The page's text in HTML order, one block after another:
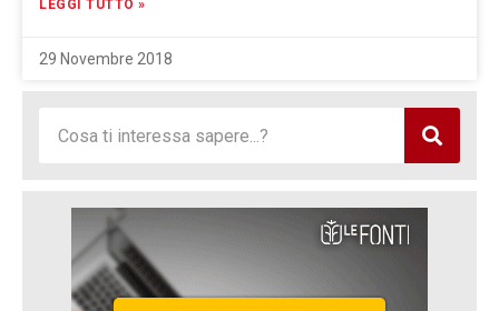
LEGGI TUTTO »
29 Novembre 2018